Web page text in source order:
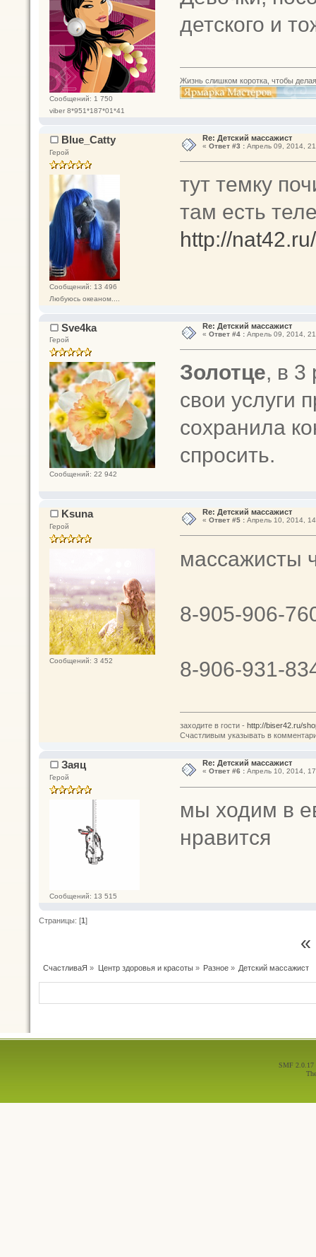
Сообщений: 1 750
viber 8*951*187*01*41
детского и
Жизнь слишком коротка, чтобы
Blue_Catty
Герой
Сообщений: 13 496
Любуюсь океаном....
Re: Детский массажист
« Ответ #3 :Апрель 09, 2014,
тут темку
там есть
http://
Sve4ka
Герой
Сообщений: 22 942
Re: Детский массажист
« Ответ #4 :Апрель 09, 2014,
Золотце, в 3
свои услуги
сохранила
спросить.
Ksuna
Герой
Сообщений: 3 452
Re: Детский массажист
« Ответ #5 :Апрель 10, 2014,
массажисты
8-905-906-
8-906-931-
заходите в гости - http://biser42.ru/
Счастливым указывать в
Заяц
Герой
Сообщений: 13 515
Re: Детский массажист
« Ответ #6 :Апрель 10, 2014,
мы ходим в
нравится
Страницы: [1]
СчастливаЯ » Центр здоровья и красоты» Разное» Детский массажист
SMF 2.0.17